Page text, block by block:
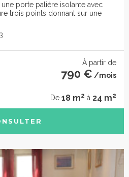
porte palière isolante avec
trois points donnant sur une
À partir de
790 € /mois
De 18 m2 à 24 m2